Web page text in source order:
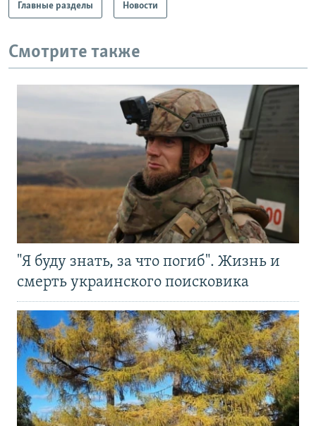
Главные разделы Новости
Смотрите также
"Я буду знать, за что погиб". Жизнь и
смерть украинского поисковика